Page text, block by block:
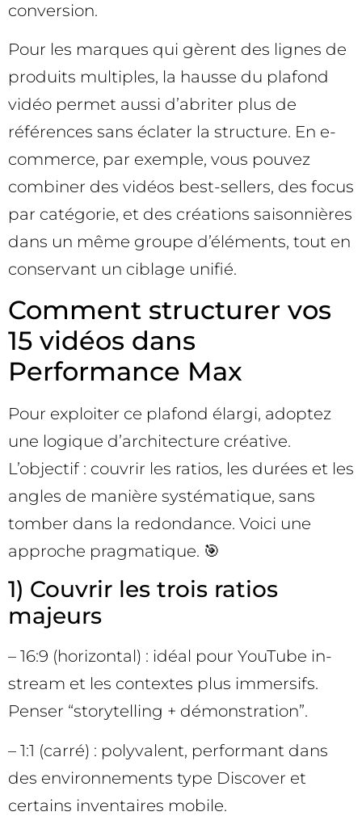
conversion.
Pour les marques qui gèrent des lignes de
produits multiples, la hausse du plafond
vidéo permet aussi d’abriter plus de
références sans éclater la structure. En e-
commerce, par exemple, vous pouvez
combiner des vidéos best-sellers, des focus
par catégorie, et des créations saisonnières
dans un même groupe d’éléments, tout en
conservant un ciblage unifié.
Comment structurer vos
15 vidéos dans
Performance Max
Pour exploiter ce plafond élargi, adoptez
une logique d’architecture créative.
L’objectif : couvrir les ratios, les durées et les
angles de manière systématique, sans
tomber dans la redondance. Voici une
approche pragmatique. 🎯
1) Couvrir les trois ratios
majeurs
– 16:9 (horizontal) : idéal pour YouTube in-
stream et les contextes plus immersifs.
Penser “storytelling + démonstration”.
– 1:1 (carré) : polyvalent, performant dans
des environnements type Discover et
certains inventaires mobile.